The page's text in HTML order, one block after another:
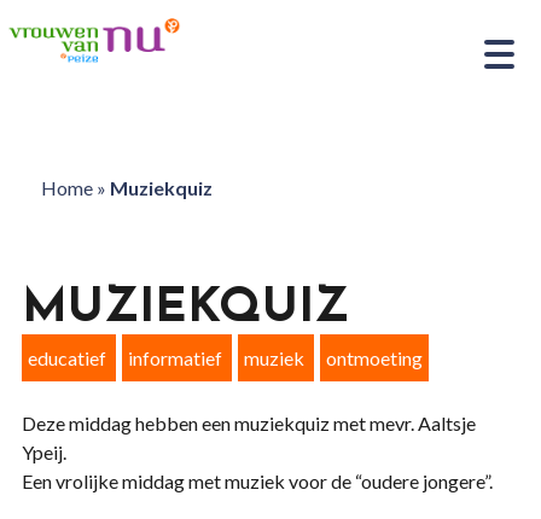
Home» Muziekquiz
MUZIEKQUIZ
educatief informatief muziek ontmoeting
Deze middag hebben een muziekquiz met mevr. Aaltsje
Ypeij.
Een vrolijke middag met muziek voor de “oudere jongere”.